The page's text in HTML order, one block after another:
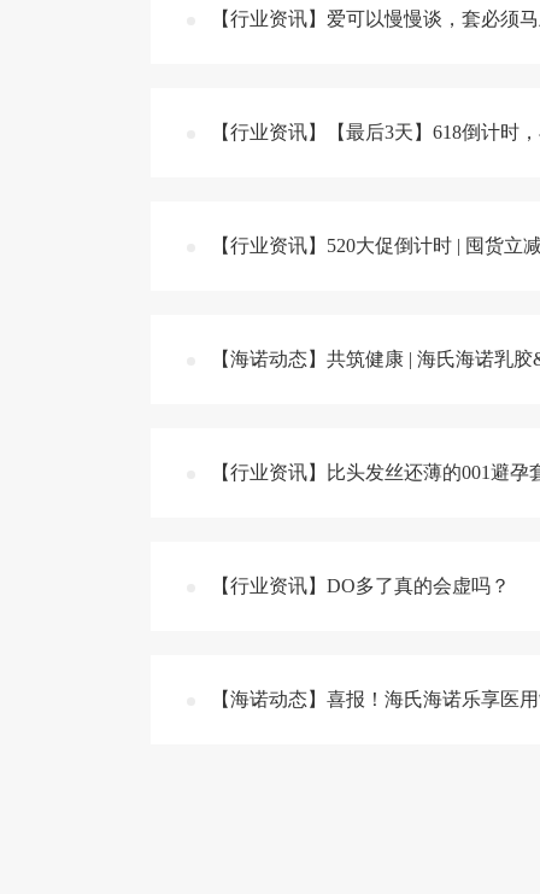
【行业资讯】爱可以慢慢谈，套必须
【行业资讯】【最后3天】618倒计时
【行业资讯】520大促倒计时 | 囤货立
【海诺动态】共筑健康 | 海氏海诺乳
【行业资讯】比头发丝还薄的001避
【行业资讯】DO多了真的会虚吗？
【海诺动态】喜报！海氏海诺乐享医